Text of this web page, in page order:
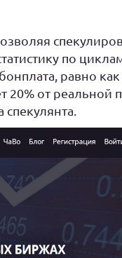
по
равно
20% от реальной